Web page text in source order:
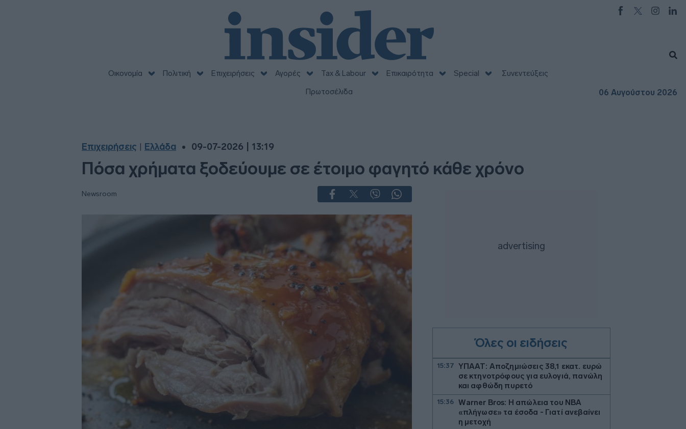
Οικονομία Πολιτική Επιχειρήσεις Αγορές Tax & Labour Επικαιρότητα Special
Συνεντεύξεις
Πρωτοσέλιδα
06 Αυγούστου 2026
Επιχειρήσεις Ελλάδα 09-07-2026 | 13:19
Πόσα χρήματα ξοδεύουμε σε έτοιμο φαγητό κάθε χρόνο
Newsroom
Όλες οι ειδήσεις
15:37 ΥΠΑΑΤ: Αποζημιώσεις 38,1 εκατ. ευρώ
σε κτηνοτρόφους για ευλογιά, πανώλη
και αφθώδη πυρετό
15:36
Warner Bros: Η απώλεια του ΝΒΑ
«πλήγωσε» τα έσοδα - Γιατί ανεβαίνει
η μετοχή